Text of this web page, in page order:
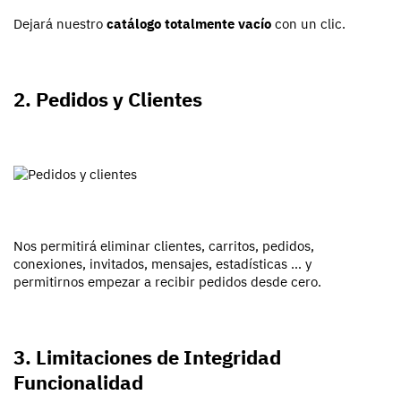
Dejará nuestro catálogo totalmente vacío con un clic.
2. Pedidos y Clientes
Nos permitirá eliminar clientes, carritos, pedidos,
conexiones, invitados, mensajes, estadísticas … y
permitirnos empezar a recibir pedidos desde cero.
3. Limitaciones de Integridad
Funcionalidad